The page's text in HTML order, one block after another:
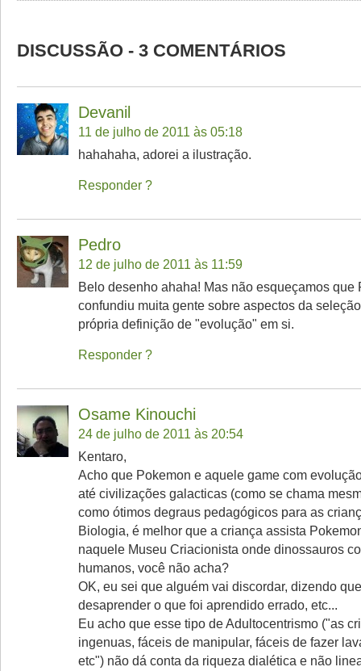
DISCUSSÃO - 3 COMENTÁRIOS
Devanil
11 de julho de 2011 às 05:18
hahahaha, adorei a ilustração.
Responder
Pedro
12 de julho de 2011 às 11:59
Belo desenho ahaha! Mas não esqueçamos que
confundiu muita gente sobre aspectos da
própria definição de "evolução" em si.
Responder
Osame Kinouchi
24 de julho de 2011 às 20:54
Kentaro,
Acho que Pokemon e aquele game com
até civilizações galacticas (como se chama
como ótimos degraus pedagógicos para as
Biologia, é melhor que a criança assista
naquele Museu Criacionista onde dinossauros
humanos, você não acha?
OK, eu sei que alguém vai discordar, dizendo
desaprender o que foi aprendido errado, etc...
Eu acho que esse tipo de Adultocentrismo ("as
ingenuas, fáceis de manipular, fáceis de fazer
etc") não dá conta da riqueza dialética e não